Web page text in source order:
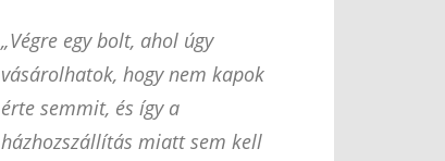
„Végre egy bolt, ahol úgy
vásárolhatok, hogy nem kapok
érte semmit, és így a
házhozszállítás miatt sem kell